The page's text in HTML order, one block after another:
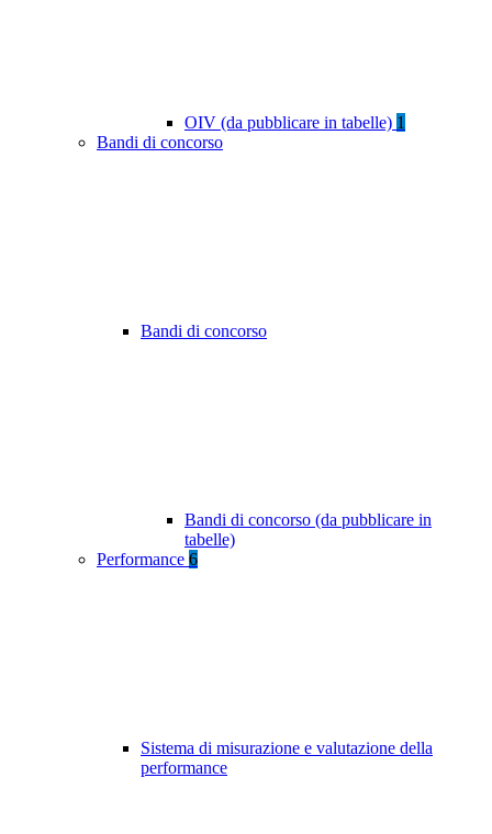
OIV (da pubblicare in tabelle) 1
Bandi di concorso
Bandi di concorso
Bandi di concorso (da pubblicare in
tabelle)
Performance 6
Sistema di misurazione e valutazione della
performance